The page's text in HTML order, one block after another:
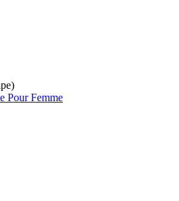
Pour Femme